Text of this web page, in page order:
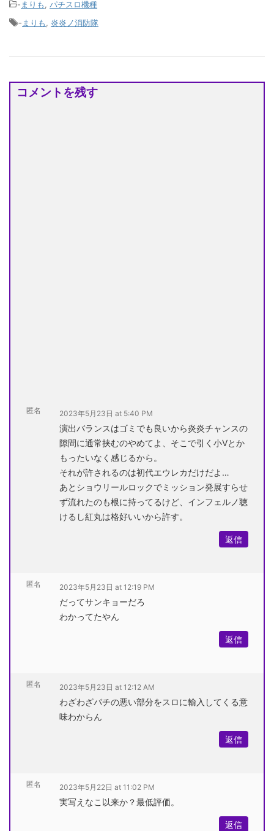
- まりも
パチスロ機種
- まりも 炎炎ノ消防隊
コメントを残す
匿名 2023年5月23日 at 5:40 PM
演出バランスはゴミでも良いから炎炎チャンスの
隙間に通常挟むのやめてよ、そこで引く小Vとか
もったいなく感じるから。
それが許されるのは初代エウレカだけだよ…
あとショウリールロックでミッション発展すらせ
ず流れたのも根に持ってるけど、インフェルノ聴
けるし紅丸は格好いいから許す。
返信
匿名 2023年5月23日 at 12:19 PM
だってサンキョーだろ
わかってたやん
返信
匿名 2023年5月23日 at 12:12 AM
わざわざパチの悪い部分をスロに輸入してくる意
味わからん
返信
匿名 2023年5月22日 at 11:02 PM
実写えなこ以来か？最低評価。
返信